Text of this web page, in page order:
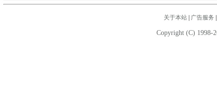
关于本站| 广告服务
Copyright (C) 1998-